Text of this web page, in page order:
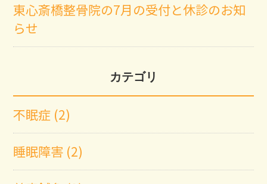
東心斎橋整骨院の7月の受付と休診のお知
らせ
カテゴリ
不眠症 (2)
睡眠障害 (2)